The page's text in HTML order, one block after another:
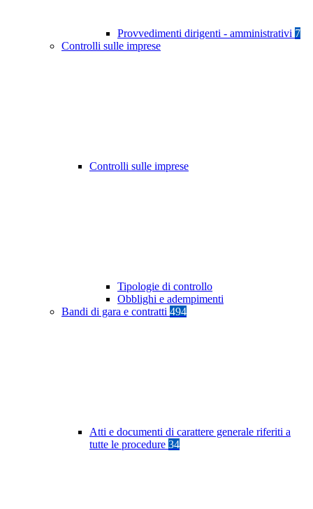
Provvedimenti dirigenti - amministrativi 7
Controlli sulle imprese
Controlli sulle imprese
Tipologie di controllo
Obblighi e adempimenti
Bandi di gara e contratti 494
Atti e documenti di carattere generale riferiti a
tutte le procedure 34